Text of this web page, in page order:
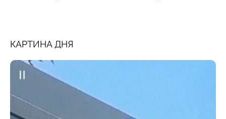
КАРТИНА ДНЯ